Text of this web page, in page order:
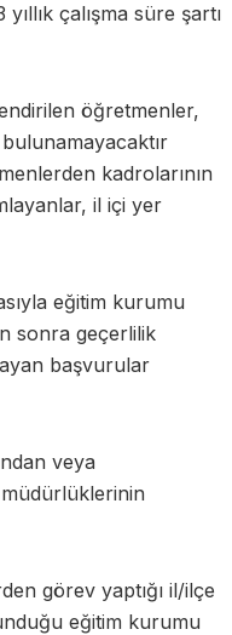
çalışma süre şartı
öğretmenler,
kadrolarının
il içi yer
eğitim kurumu
sonra geçerlilik
başvurular
veya
görev yaptığı il/ilçe
eğitim kurumu